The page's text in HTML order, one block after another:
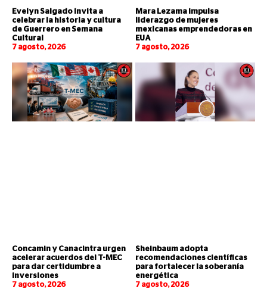
Evelyn Salgado invita a
celebrar la historia y cultura
de Guerrero en Semana
Cultural
7 agosto, 2026
Mara Lezama impulsa
liderazgo de mujeres
mexicanas emprendedoras en
EUA
7 agosto, 2026
Concamin y Canacintra urgen
acelerar acuerdos del T-MEC
para dar certidumbre a
inversiones
7 agosto, 2026
Sheinbaum adopta
recomendaciones científicas
para fortalecer la soberanía
energética
7 agosto, 2026